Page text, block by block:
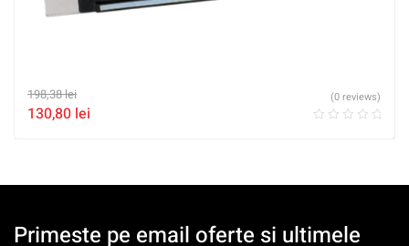
198,38lei
130,80 lei
(0 reviews)
Primeste pe email oferte si ultimele